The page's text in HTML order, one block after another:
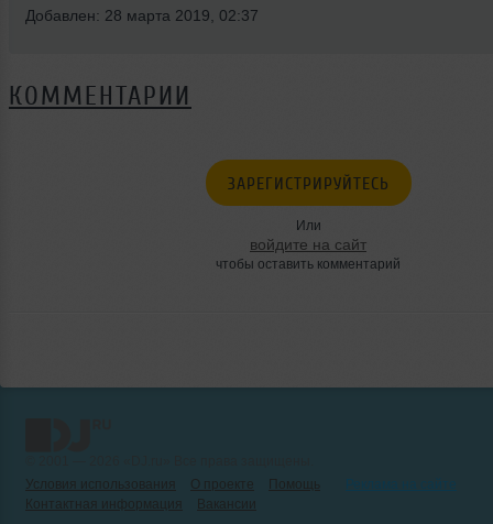
Добавлен: 28 марта 2019, 02:37
КОММЕНТАРИИ
ЗАРЕГИСТРИРУЙТЕСЬ
Или
войдите на сайт
чтобы оставить комментарий
Условия использования
О проекте Помощь
Контактная информация
Вакансии